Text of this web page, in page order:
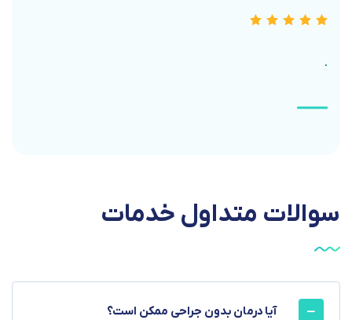
سوالاتمتداولخدمات
آیا درمان بدون جراحی ممکن است؟